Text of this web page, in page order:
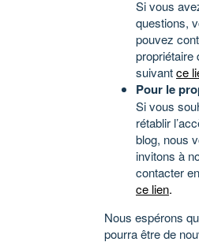
Si vous
questions,
pouvez
propriétaire
suivantce
Pour le
Si vous
rétablir
blog, nous
invitons à
contacter
ce lien.
Nous espérons
pourra être de